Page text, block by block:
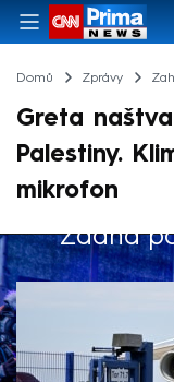
Domů Zprávy
Greta
Palestiny.
mikrofon
Žádná
Výběr redakce